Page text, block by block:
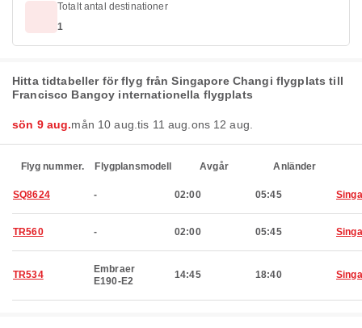
Totalt antal destinationer
1
Hitta tidtabeller för flyg från Singapore Changi flygplats till
Francisco Bangoy internationella flygplats
sön 9 aug.mån 10 aug. tis 11 aug. ons 12 aug.
Flyg nummer. Flygplansmodell Avgår Anländer
SQ8624 - 02:00 05:45
TR560 - 02:00 05:45
TR534
Embraer
E190-E2
14:45 18:40